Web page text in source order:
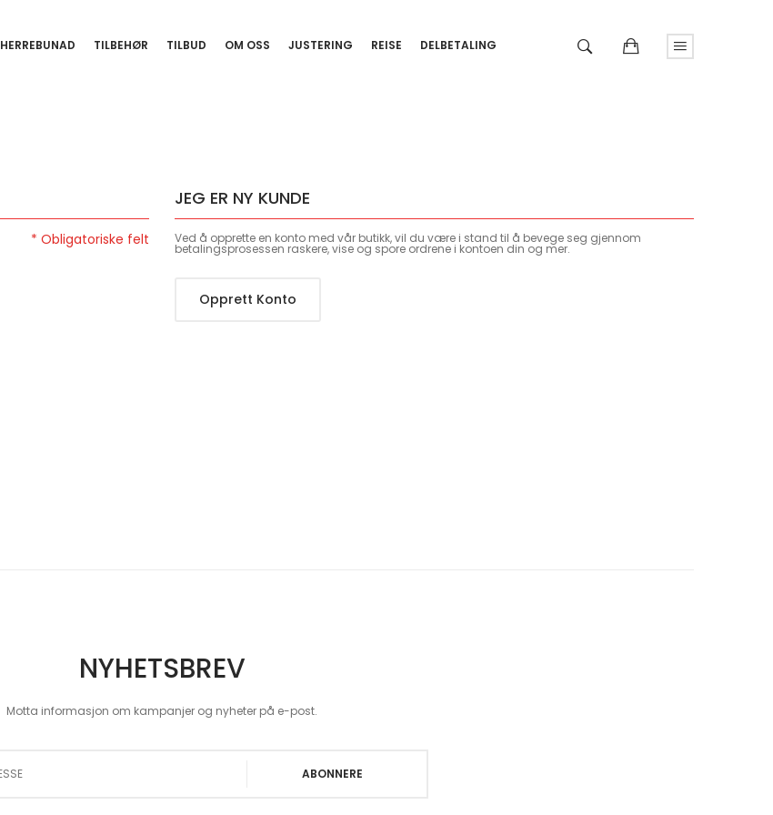
HERREBUNAD TILBEHØR TILBUD OM OSS JUSTERING REISE DELBETALING
JEG ER NY KUNDE
Ved å opprette en konto med vår butikk, vil du være i stand til å bevege seg gjennom
betalingsprosessen raskere, vise og spore ordrene i kontoen din og mer.
Opprett Konto
NYHETSBREV
Motta informasjon om kampanjer og nyheter på e-post.
ABONNERE